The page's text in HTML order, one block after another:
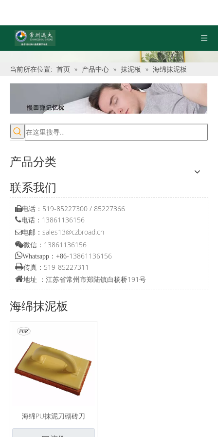
当前所在位置: 首页 » 产品中心 » 抹泥板 » 海绵抹泥板
产品分类
联系我们
电话：519-85227300 / 85227366
电话：13861136156
电邮： sales13@czbroad.cn
微信：13861136156
Whatsapp：+86-13861136156
传真： 519-85227311
地址 ： 江苏省常州市郑陆镇白杨桥191号
海绵抹泥板
海绵PU抹泥刀砌砖刀